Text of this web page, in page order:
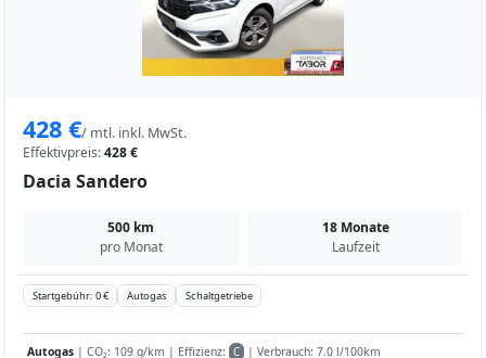
428 €/ mtl. inkl. MwSt.
Effektivpreis:428 €
Dacia Sandero
500 km
pro Monat
18 Monate
Laufzeit
Startgebühr: 0 € Autogas Schaltgetriebe
Autogas | CO₂: 109 g/km | Effizienz: C | Verbrauch: 7.0 l/100km